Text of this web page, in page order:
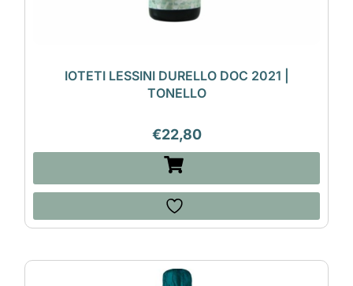
IOTETI LESSINI DURELLO DOC 2021 |
TONELLO
€22,80